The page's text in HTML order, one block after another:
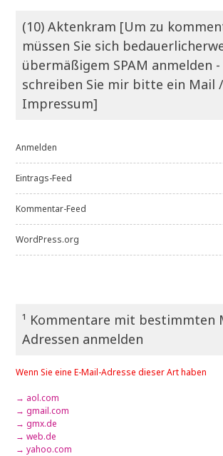
(10) Aktenkram [Um zu
müssen Sie sich
übermäßigem SPAM anmelden -
schreiben Sie mir bitte ein Mail
Impressum]
Anmelden
Eintrags-Feed
Kommentar-Feed
WordPress.org
¹ Kommentare mit bestimmten
Adressen anmelden
Wenn Sie eine E-Mail-Adresse dieser Art haben
→ aol.com
→ gmail.com
→ gmx.de
→ web.de
→ yahoo.com